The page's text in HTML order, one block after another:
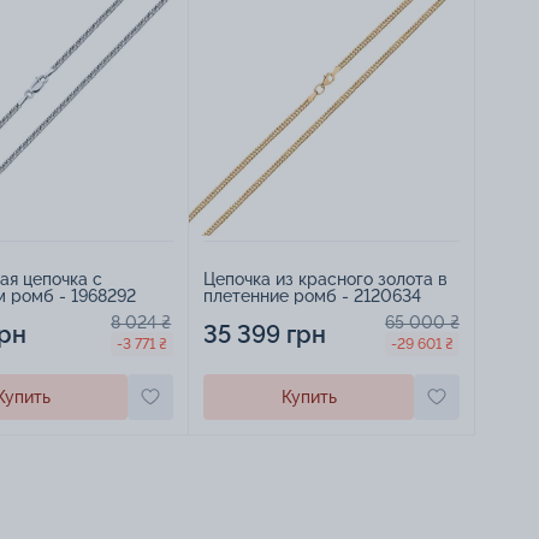
цепочка с
ромб - 1968292
8 024 ₴
-3 771 ₴
Цепочка из красного золота в
плетенние ромб - 2120634
35 399 грн 65 000 ₴
-29 601 ₴
Купить